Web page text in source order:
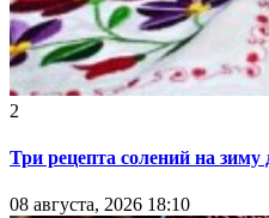
2
Три рецепта солений на зиму
08 августа, 2026 18:10